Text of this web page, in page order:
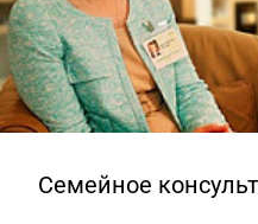
Семейное